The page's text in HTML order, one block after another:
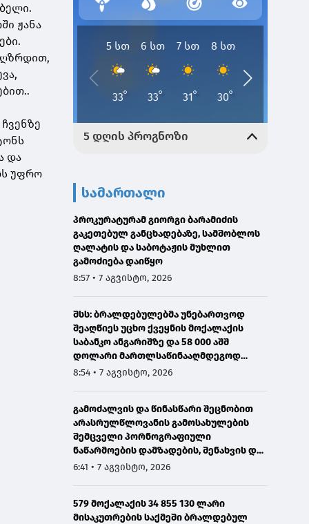
ჟანა
და
უფრო
სამართალი
პროკურატურამ გიორგი ბარამიძის
გაკეთებულ განცხადებაზე, სამშობლოს
ღალატის და საბოტაჟის მუხლით
გამოძიება დაიწყო
8:57 • 7 აგვისტო, 2026
შსს: ბრალდებულებმა უნებართვოდ
შეაღწიეს უცხო ქვეყნის მოქალაქის
საბანკო ანგარიშზე და 58 000 აშშ
დოლარი მართლსაწინააღმდეგოდ
მიითვისეს - დაკავებულია 1 პირი,
8:54 • 7 აგვისტო, 2026
გამოძალვის და წინასწარი შეცნობით
არასრულწლოვანის გამოსახულების
შემცველი პორნოგრაფიული
ნაწარმოების დამზადების, შენახვის და
გავრცელების ფაქტებზე ერთ პირს
6:41 • 7 აგვისტო, 2026
579 მოქალაქის 34 855 130 ლარი
მისაკუთრების საქმეში ბრალდებულ